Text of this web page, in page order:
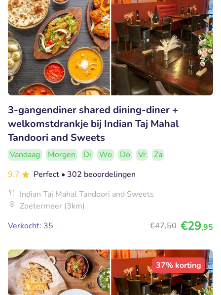
3-gangendiner shared dining-diner +
welkomstdrankje bij Indian Taj Mahal
Tandoori and Sweets
Vandaag Morgen Di Wo Do Vr
Za
9.7
Perfect • 302 beoordelingen
Indian Taj Mahal Tandoori and Sweets
Zoetermeer (3km)
Verkocht: 35
€47,50 €29,95
37% korting